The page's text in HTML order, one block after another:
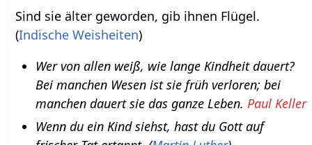
Sind sie älter geworden, gib ihnen Flügel.
(Indische Weisheiten)
Wer von allen weiß, wie lange Kindheit dauert?
Bei manchen Wesen ist sie früh verloren; bei
manchen dauert sie das ganze Leben. Paul Keller
Wenn du ein Kind siehst, hast du Gott auf